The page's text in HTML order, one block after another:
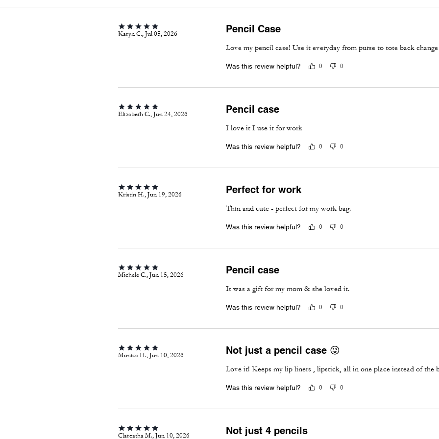
Karyn C., Jul 05, 2026 Pencil Case
Love my pencil case! Use it everyday from purse to tote back
Was this review helpful? 0 0
Elizabeth C., Jun 24, 2026 Pencil case
I love it I use it for work
Was this review helpful? 0 0
Kristin H., Jun 19, 2026 Perfect for work
Thin and cute - perfect for my work bag.
Was this review helpful? 0 0
Michele C., Jun 15, 2026 Pencil case
It was a gift for my mom & she loved it.
Was this review helpful? 0 0
Monica H., Jun 10, 2026 Not just a pencil case 😜
Love it! Keeps my lip liners , lipstick, all in one place instead of the
Was this review helpful? 0 0
Clareatha M., Jun 10, 2026 Not just 4 pencils